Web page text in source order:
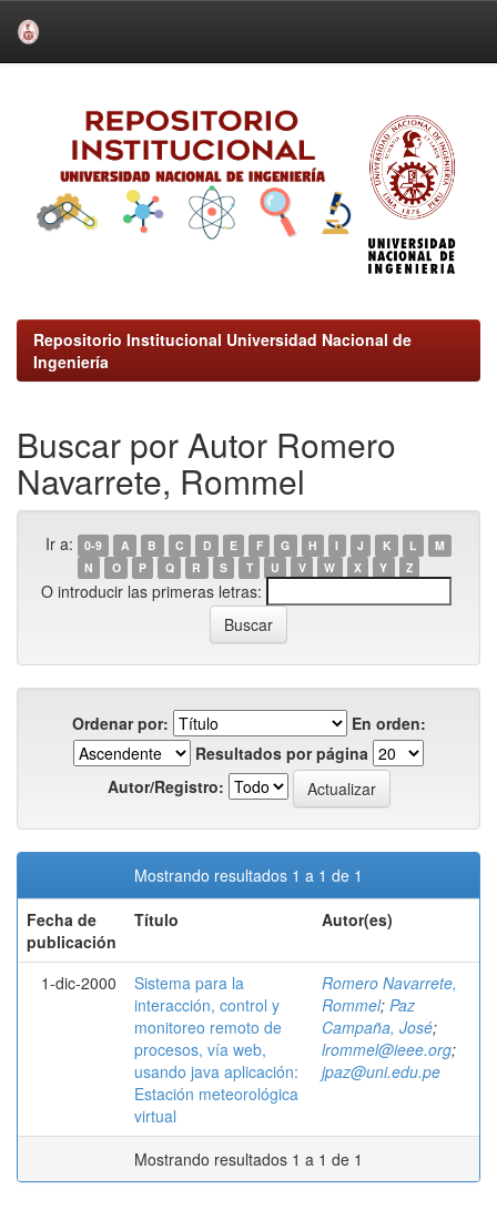
Repositorio Institucional Universidad Nacional de
Ingeniería
Buscar por Autor Romero
Navarrete, Rommel
Ir a: 0-9 A B C D E F G H I J K L
M
N
O P Q R S T U V W X Y Z
O introducir las primeras letras:
Ordenar por:
En orden:
Resultados por página
Autor/Registro:
Mostrando resultados 1 a 1 de 1
Fecha de
publicación
Título Autor(es)
1-dic-2000
Sistema para la
interacción, control y
monitoreo remoto de
procesos, vía web,
usando java aplicación:
Estación meteorológica
virtual
Romero Navarrete,
Rommel; Paz
Campaña, José;
lrommel@ieee.org;
jpaz@uni.edu.pe
Mostrando resultados 1 a 1 de 1